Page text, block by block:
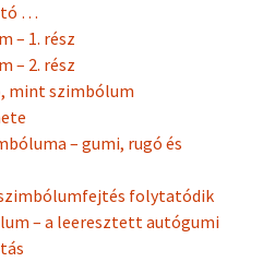
…
– 1. rész
– 2. rész
mint szimbólum
– gumi, rugó és
szimbólumfejtés folytatódik
– a leeresztett autógumi